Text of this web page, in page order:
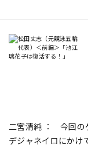
二宮清純 ： 今回の
デジャネイロにかけ